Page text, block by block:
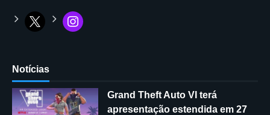
Notícias
Grand Theft Auto VI terá
apresentação estendida em 27